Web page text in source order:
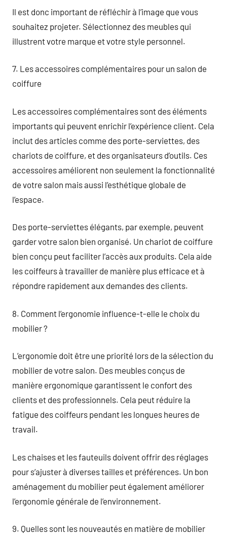
Il est donc important de réfléchir à l’image que vous
souhaitez projeter. Sélectionnez des meubles qui
illustrent votre marque et votre style personnel.
7. Les accessoires complémentaires pour un salon de
coiffure
Les accessoires complémentaires sont des éléments
importants qui peuvent enrichir l’expérience client. Cela
inclut des articles comme des porte-serviettes, des
chariots de coiffure, et des organisateurs d’outils. Ces
accessoires améliorent non seulement la fonctionnalité
de votre salon mais aussi l’esthétique globale de
l’espace.
Des porte-serviettes élégants, par exemple, peuvent
garder votre salon bien organisé. Un chariot de coiffure
bien conçu peut faciliter l’accès aux produits. Cela aide
les coiffeurs à travailler de manière plus efficace et à
répondre rapidement aux demandes des clients.
8. Comment l’ergonomie influence-t-elle le choix du
mobilier ?
L’ergonomie doit être une priorité lors de la sélection du
mobilier de votre salon. Des meubles conçus de
manière ergonomique garantissent le confort des
clients et des professionnels. Cela peut réduire la
fatigue des coiffeurs pendant les longues heures de
travail.
Les chaises et les fauteuils doivent offrir des réglages
pour s’ajuster à diverses tailles et préférences. Un bon
aménagement du mobilier peut également améliorer
l’ergonomie générale de l’environnement.
9. Quelles sont les nouveautés en matière de mobilier